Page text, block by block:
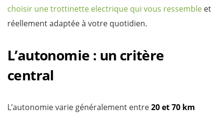
choisir une trottinette electrique qui vous ressemble et
réellement adaptée à votre quotidien.
L’autonomie : un critère
central
L’autonomie varie généralement entre20 et 70 km